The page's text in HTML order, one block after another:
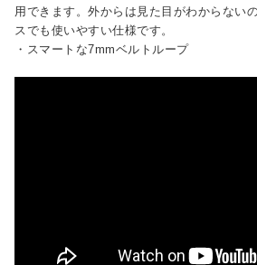
用できます。外からは見た目がわからない
スでも使いやすい仕様です。
・スマートな7mmベルトループ